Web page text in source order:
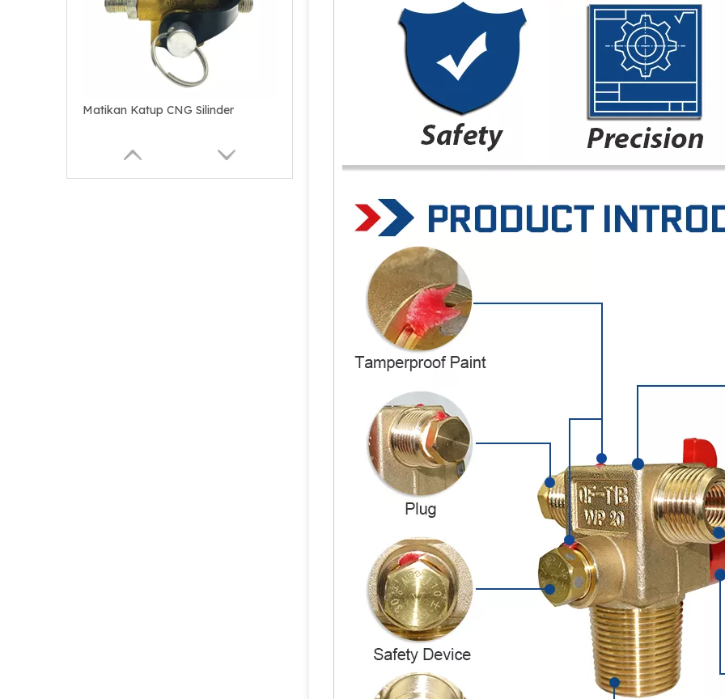
Matikan Katup CNG Silinder